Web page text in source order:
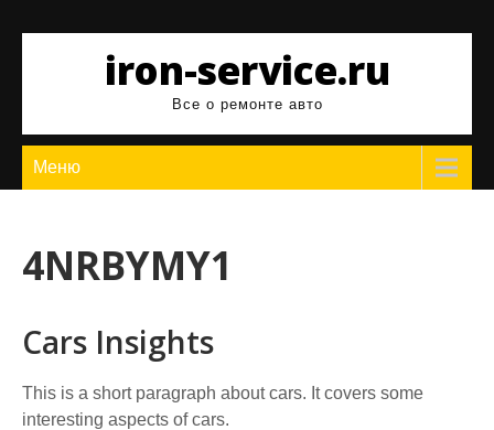
содержимомуiron-service.ru
Все о ремонте авто
Меню
4NRBYMY1
Cars Insights
This is a short paragraph about cars. It covers some
interesting aspects of cars.